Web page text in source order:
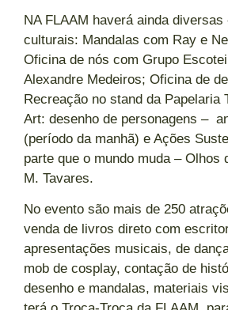
NA FLAAM haverá ainda diversas
culturais: Mandalas com Ray e
Oficina de nós com Grupo
Alexandre Medeiros; Oficina de
Recreação no stand da Papelaria
Art: desenho de personagens –
(período da manhã) e Ações
parte que o mundo muda – Olhos
M. Tavares.
No evento são mais de 250
venda de livros direto com
apresentações musicais, de
mob de cosplay, contação de
desenho e mandalas, materiais